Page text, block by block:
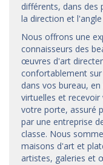
différents, dans
la direction et
Nous offrons une
connaisseurs des
œuvres d'art
confortablement
dans vos bureau,
virtuelles et
votre porte, assuré
par une entreprise
classe. Nous
maisons d'art et
artistes, galeries et